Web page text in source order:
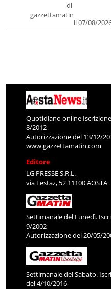
di
gazzettamatin
il 07/08/
Quotidiano online
8/2012
Autorizzazione del 13/12/
www.gazzettamatin.com
Editore
LG PRESSE S.R.L.
via Festaz, 52 11100 AOSTA
Settimanale del Lunedì.
9/2002
Autorizzazione del 20/05/
Settimanale del Sabato.
del 4/10/2016